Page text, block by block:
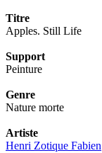
Titre
Apples. Still Life
Support
Peinture
Genre
Nature morte
Artiste
Henri Zotique Fabien